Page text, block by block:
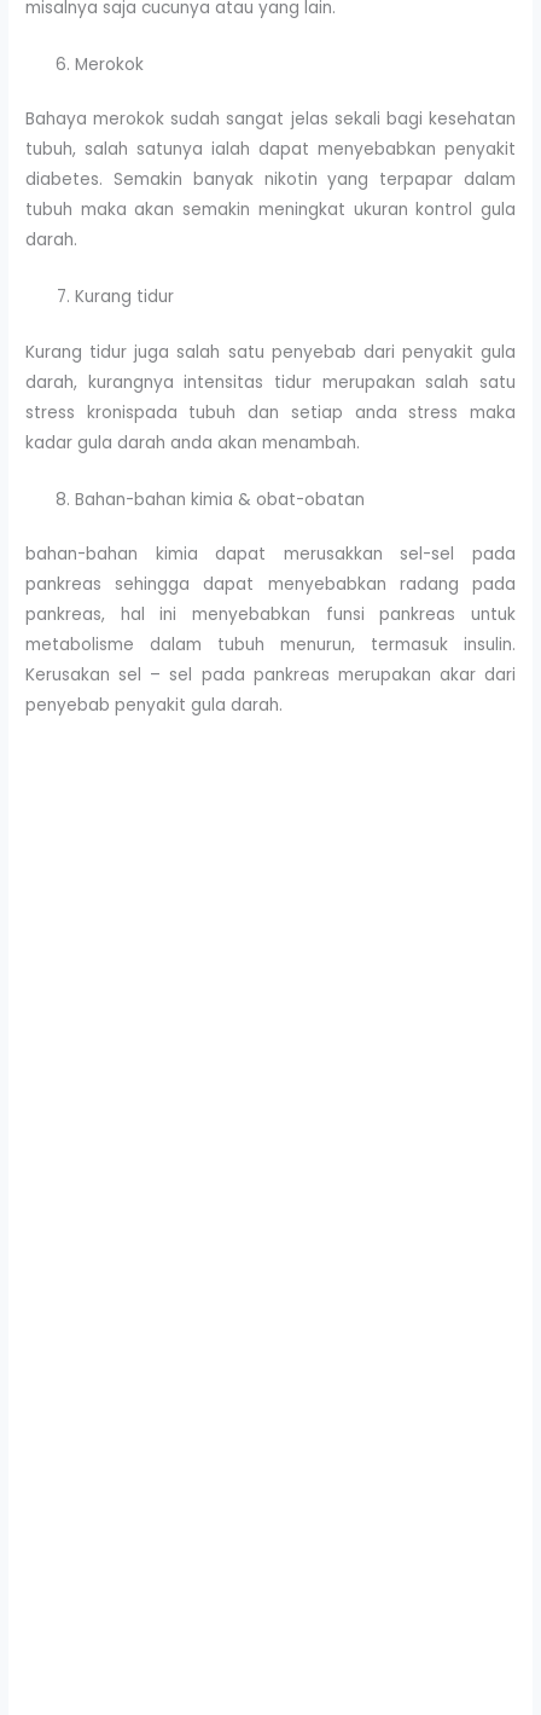
misalnya saja cucunya atau yang lain.
Merokok
Bahaya merokok sudah sangat jelas sekali bagi kesehatan
tubuh, salah satunya ialah dapat menyebabkan penyakit
diabetes. Semakin banyak nikotin yang terpapar dalam
tubuh maka akan semakin meningkat ukuran kontrol gula
darah.
Kurang tidur
Kurang tidur juga salah satu penyebab dari penyakit gula
darah, kurangnya intensitas tidur merupakan salah satu
stress kronispada tubuh dan setiap anda stress maka
kadar gula darah anda akan menambah.
Bahan-bahan kimia & obat-obatan
bahan-bahan kimia dapat merusakkan sel-sel pada
pankreas sehingga dapat menyebabkan radang pada
pankreas, hal ini menyebabkan funsi pankreas untuk
metabolisme dalam tubuh menurun, termasuk insulin.
Kerusakan sel – sel pada pankreas merupakan akar dari
penyebab penyakit gula darah.